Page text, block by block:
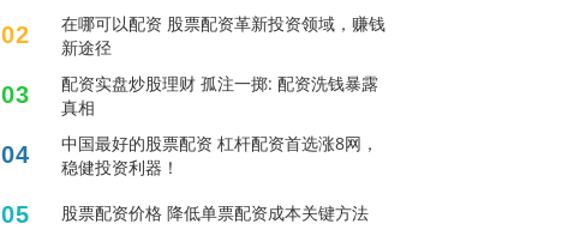
02
在哪可以配资 股票配资革新投资领域，赚钱
新途径
03
配资实盘炒股理财 孤注一掷: 配资洗钱暴露
真相
04
中国最好的股票配资 杠杆配资首选涨8网，
稳健投资利器！
05 股票配资价格 降低单票配资成本关键方法